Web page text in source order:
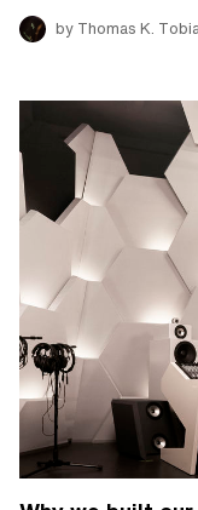
by Thomas K.